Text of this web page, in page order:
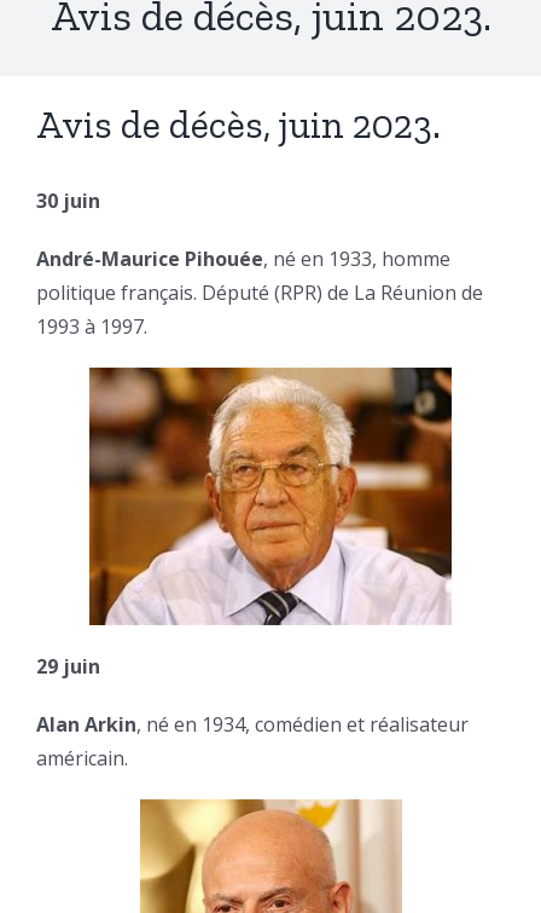
Avis de décès, juin 2023.
Avis de décès, juin 2023.
30 juin
André-Maurice Pihouée, né en 1933, homme
politique français. Député (RPR) de La Réunion de
1993 à 1997.
29 juin
Alan Arkin, né en 1934, comédien et réalisateur
américain.